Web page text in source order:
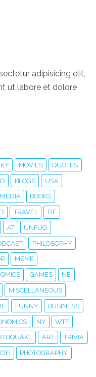
adipisicing elit,
ut labore et dolore
MOVIES QUOTES
BLOGS USA
MEDIA BOOKS
TRAVEL DE
AT UNFUG
PHILOSOPHY
MEME
GAMES NE
MISCELLANEOUS
FUNNY BUSINESS
NY WTF
ART TRIVIA
PHOTOGRAPHY